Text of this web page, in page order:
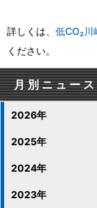
詳しくは、 低CO₂
ください。
月別ニュース
2026年
2025年
2024年
2023年